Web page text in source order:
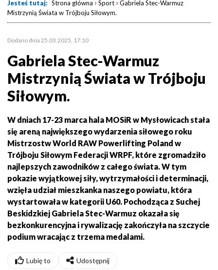
Jesteś tutaj: Strona główna › Sport › Gabriela Stec-Warmuz
Mistrzynią Świata w Trójboju Siłowym.
Dodano dnia 25.03.2025, 17:10
Gabriela Stec-Warmuz
Mistrzynią Świata w Trójboju
Siłowym.
W dniach 17-23 marca hala MOSiR w Mysłowicach stała
się areną największego wydarzenia siłowego roku
Mistrzostw World RAW Powerlifting Poland w
Trójboju Siłowym Federacji WRPF, które zgromadziło
najlepszych zawodników z całego świata. W tym
pokazie wyjątkowej siły, wytrzymałości i determinacji,
wzięła udział mieszkanka naszego powiatu, która
wystartowała w kategorii U60. Pochodząca z Suchej
Beskidzkiej Gabriela Stec-Warmuz okazała się
bezkonkurencyjna i rywalizację zakończyła na szczycie
podium wracając z trzema medalami.
Lubię to Udostępnij